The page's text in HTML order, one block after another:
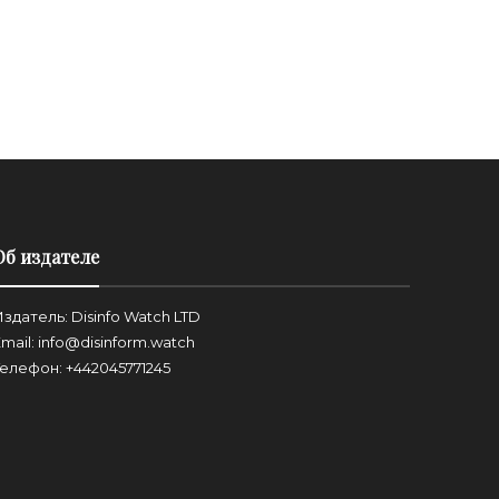
издателе
Disinfo Watch LTD
info@disinform.watch
+442045771245